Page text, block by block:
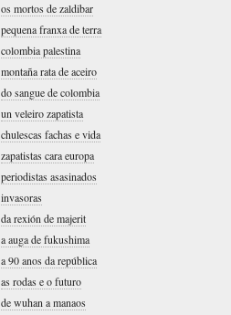
os mortos de zaldibar
pequena franxa de terra
colombia palestina
montaña rata de aceiro
do sangue de colombia
un veleiro zapatista
chulescas fachas e vida
zapatistas cara europa
periodistas asasinados
invasoras
da rexión de majerit
a auga de fukushima
a 90 anos da república
as rodas e o futuro
de wuhan a manaos